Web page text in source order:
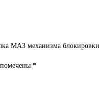
МАЗ механизма
*